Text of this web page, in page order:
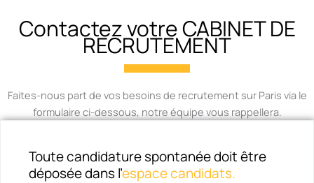
Contactez votre CABINET DE
RECRUTEMENT
Faites-nous part de vos besoins de recrutement sur Paris via le
formulaire ci-dessous, notre équipe vous rappellera.
Toute candidature spontanée doit être
déposée dans l’espace candidats.